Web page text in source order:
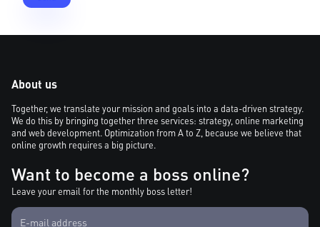
About us
Together, we translate your mission and goals into a data-driven strategy.
We do this by bringing together three services: strategy, online marketing
and web development. Optimization from A to Z, because we believe that
online growth requires a big picture.
Want to become a boss online?
Leave your email for the monthly boss letter!